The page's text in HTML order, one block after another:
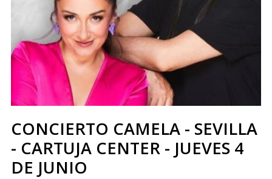
CONCIERTO CAMELA - SEVILLA
- CARTUJA CENTER - JUEVES 4
DE JUNIO